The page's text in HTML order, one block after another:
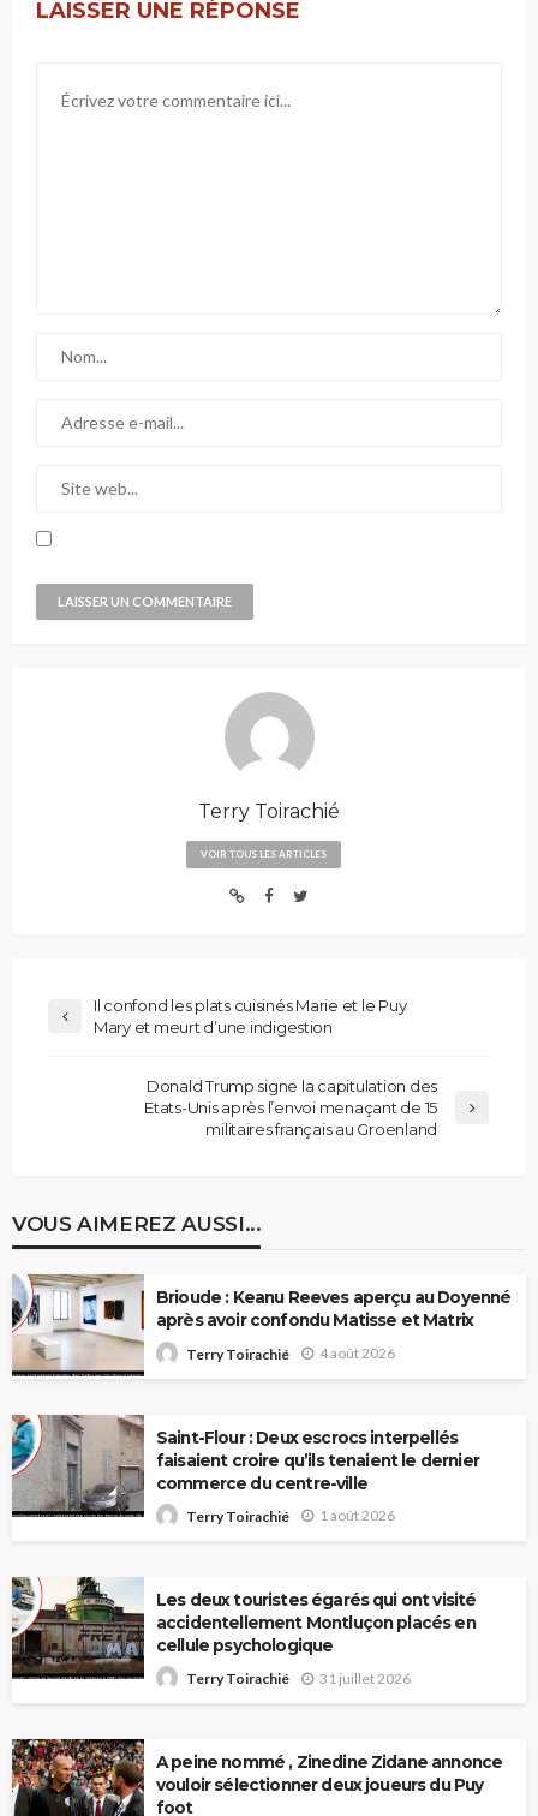
LAISSER UNE RÉPONSE
Terry Toirachié
VOIR TOUS LES ARTICLES
Il confond les plats cuisinés Marie et le Puy
Mary et meurt d’une indigestion
Donald Trump signe la capitulation des
Etats-Unis après l’envoi menaçant de 15
militaires français au Groenland
VOUS AIMEREZ AUSSI...
Brioude : Keanu Reeves aperçu au Doyenné
après avoir confondu Matisse et Matrix
Terry Toirachié 4 août 2026
Saint-Flour : Deux escrocs interpellés
faisaient croire qu’ils tenaient le dernier
commerce du centre-ville
Terry Toirachié 1 août 2026
Les deux touristes égarés qui ont visité
accidentellement Montluçon placés en
cellule psychologique
Terry Toirachié 31 juillet 2026
A peine nommé , Zinedine Zidane annonce
vouloir sélectionner deux joueurs du Puy
foot